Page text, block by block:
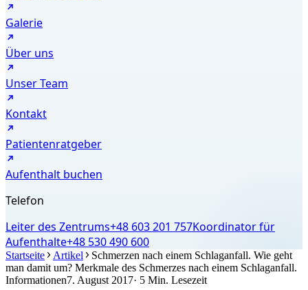
Galerie
Über uns
Unser Team
Kontakt
Patientenratgeber
Aufenthalt buchen
Telefon
Leiter des Zentrums+48 603 201 757Koordinator für
Aufenthalte+48 530 490 600
Startseite Artikel
Schmerzen nach einem Schlaganfall. Wie geht
man damit um? Merkmale des Schmerzes nach einem Schlaganfall.
Informationen7. August 2017· 5 Min. Lesezeit